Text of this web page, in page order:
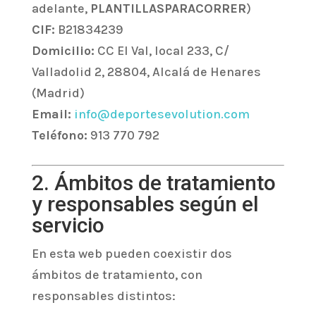
adelante, PLANTILLASPARACORRER)
CIF: B21834239
Domicilio: CC El Val, local 233, C/
Valladolid 2, 28804, Alcalá de Henares
(Madrid)
Email: info@deportesevolution.com
Teléfono: 913 770 792
2. Ámbitos de tratamiento
y responsables según el
servicio
En esta web pueden coexistir dos
ámbitos de tratamiento, con
responsables distintos: